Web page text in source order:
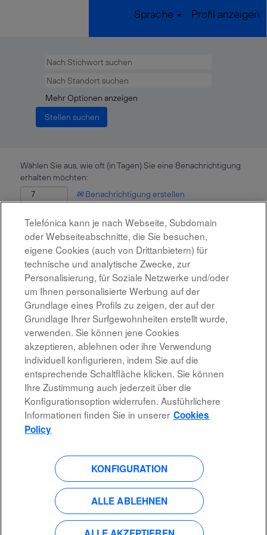
Sprache Profil anzeigen
Mehr Optionen anzeigen
Wählen Sie aus, wie oft (in Tagen) Sie eine Benachrichtigung
erhalten möchten:
Benachrichtigung erstellen
Diese Stelle wurde leider bereits besetzt.
Rechtshinweis
Barrierefreiheit
i
a
u
W
i
r
d
a
u
f
e
W
i
r
d
a
u
f
e
Telefónica kann je nach Webseite, Subdomain
oder Webseiteabschnitte, die Sie besuchen,
eigene Cookies (auch von Drittanbietern) für
technische und analytische Zwecke, zur
Personalisierung, für Soziale Netzwerke und/oder
um Ihnen personalisierte Werbung auf der
Grundlage eines Profils zu zeigen, der auf der
Grundlage Ihrer Surfgewohnheiten erstellt wurde,
verwenden. Sie können jene Cookies
akzeptieren, ablehnen oder ihre Verwendung
individuell konfigurieren, indem Sie auf die
entsprechende Schaltfläche klicken. Sie können
Ihre Zustimmung auch jederzeit über die
Konfigurationsoption widerrufen. Ausführlichere
Informationen finden Sie in unserer Cookies
Policy
KONFIGURATION
ALLE ABLEHNEN